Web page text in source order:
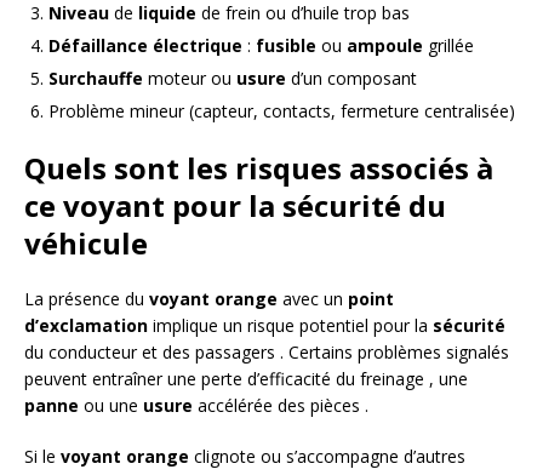
Niveau de liquide de frein ou d’huile trop bas
Défaillance électrique : fusible ou ampoule grillée
Surchauffe moteur ou usure d’un composant
Problème mineur (capteur, contacts, fermeture centralisée)
Quels sont les risques associés à
ce voyant pour la sécurité du
véhicule
La présence du voyant orange avec un point
d’exclamation implique un risque potentiel pour la sécurité
du conducteur et des passagers . Certains problèmes signalés
peuvent entraîner une perte d’efficacité du freinage , une
panne ou une usure accélérée des pièces .
Si le voyant orange clignote ou s’accompagne d’autres